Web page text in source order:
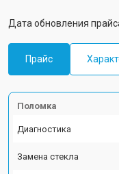
Дата обновления
Прайс
Поломка
Диагностика
Замена стекла